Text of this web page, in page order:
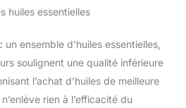
d'aromathérapie
bois comme un
naturellement dans la
intérieures. Si vous
sur le produit, n'hésitez
Nous sommes
huiles essentielles
ensemble d’huiles essentielles,
soulignent une qualité inférieure
l’achat d’huiles de meilleure
rien à l’efficacité du